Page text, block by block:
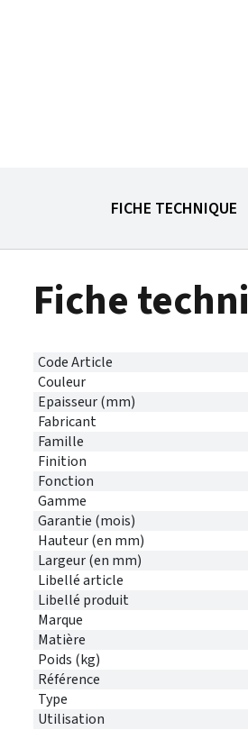
FICHE TECHNIQUE
Fiche
Code Article
Couleur
Epaisseur (mm)
Fabricant
Famille
Finition
Fonction
Gamme
Garantie (mois)
Hauteur (en mm)
Largeur (en mm)
Libellé article
Libellé produit
Marque
Matière
Poids (kg)
Référence
Type
Utilisation